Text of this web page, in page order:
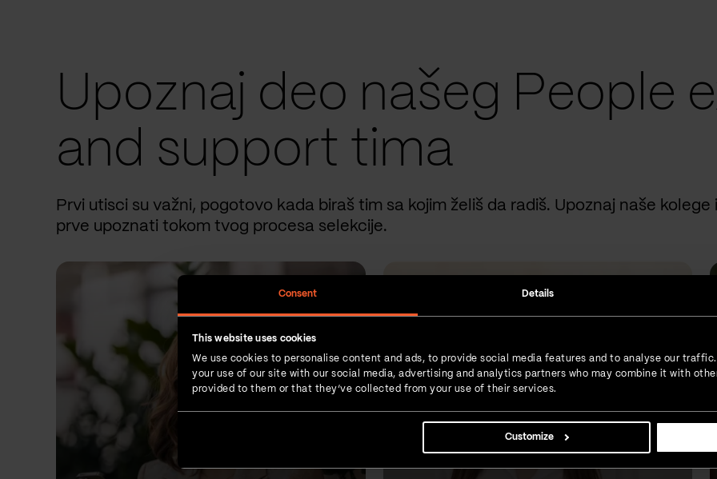
Consent Details
This website uses cookies
We use cookies to personalise content and ads, to provide social media features and to analyse our
your use of our site with our social media, advertising and analytics partners who may combine it with
provided to them or that they’ve collected from your use of their services.
Customize
Upoznaj deo našeg People
and support tima
Prvi utisci su važni, pogotovo kada biraš tim sa kojim želiš da radiš. Upoznaj naše kolege
prve upoznati tokom tvog procesa selekcije.